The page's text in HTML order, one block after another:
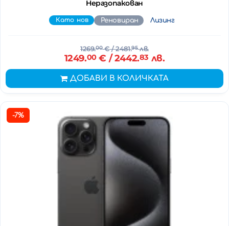
Неразопакован
Като нов Реновиран Лизинг
1269.00€/ 2481.95лв.
1249.00€ / 2442.83 лв.
ДОБАВИ В КОЛИЧКАТА
-7%